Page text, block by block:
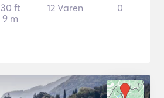
30 ft
9 m
12 Varen 0